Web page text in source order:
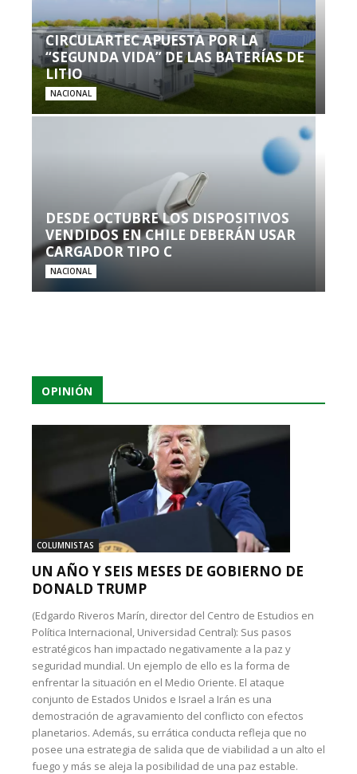
CIRCULARTEC APUESTA POR LA
“SEGUNDA VIDA” DE LAS BATERÍAS DE
LITIO
NACIONAL
DESDE OCTUBRE LOS DISPOSITIVOS
VENDIDOS EN CHILE DEBERÁN USAR
CARGADOR TIPO C
NACIONAL
OPINIÓN
COLUMNISTAS
UN AÑO Y SEIS MESES DE GOBIERNO DE
DONALD TRUMP
(Edgardo Riveros Marín, director del Centro de Estudios en
Política Internacional, Universidad Central): Sus pasos
estratégicos han impactado negativamente a la paz y
seguridad mundial. Un ejemplo de ello es la forma de
enfrentar la situación en el Medio Oriente. El ataque
conjunto de Estados Unidos e Israel a Irán es una
demostración de agravamiento del conflicto con efectos
planetarios. Además, su errática conducta refleja que no
posee una estrategia de salida que de viabilidad a un alto el
fuego y más se aleja la posibilidad de una paz estable.